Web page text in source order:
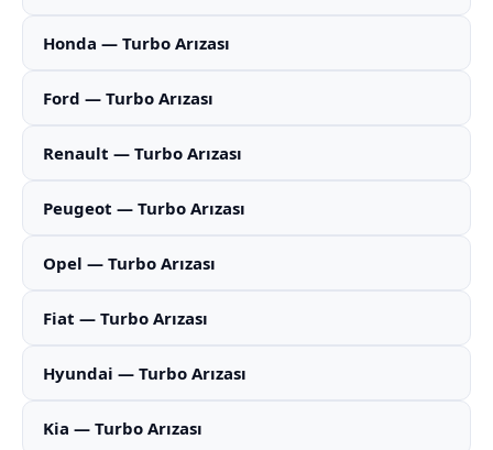
Honda — Turbo Arızası
Ford — Turbo Arızası
Renault — Turbo Arızası
Peugeot — Turbo Arızası
Opel — Turbo Arızası
Fiat — Turbo Arızası
Hyundai — Turbo Arızası
Kia — Turbo Arızası